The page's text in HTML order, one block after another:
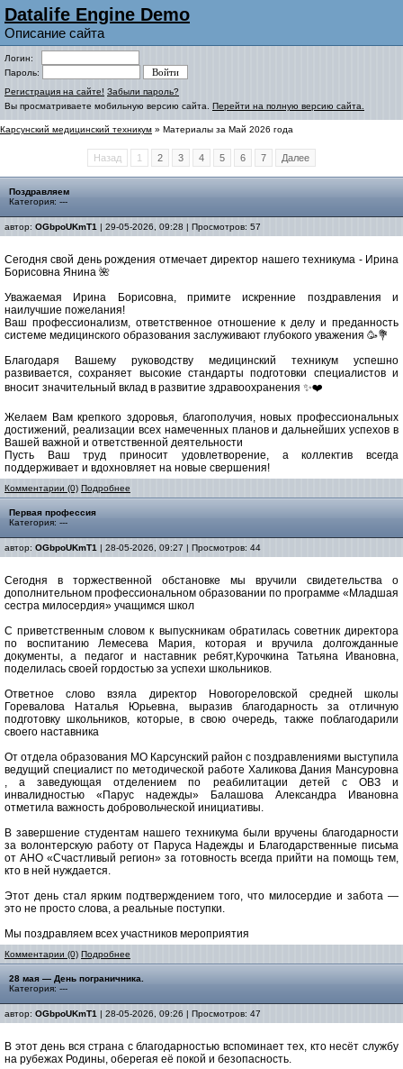
Datalife Engine Demo
Описание сайта
Логин:
Пароль:
Регистрация на сайте! Забыли пароль?
Вы просматриваете мобильную версию сайта. Перейти на полную версию сайта.
Карсунский медицинский техникум » Материалы за Май 2026 года
Назад 1 2 3 4 5 6 7 Далее
Поздравляем
Категория: ---
автор: OGbpoUKmT1 | 29-05-2026, 09:28 | Просмотров: 57
Сегодня свой день рождения отмечает директор нашего техникума - Ирина
Борисовна Янина 🌺
Уважаемая Ирина Борисовна, примите искренние поздравления и
наилучшие пожелания!
Ваш профессионализм, ответственное отношение к делу и преданность
системе медицинского образования заслуживают глубокого уважения 🥳💐
Благодаря Вашему руководству медицинский техникум успешно
развивается, сохраняет высокие стандарты подготовки специалистов и
вносит значительный вклад в развитие здравоохранения ✨❤️
Желаем Вам крепкого здоровья, благополучия, новых профессиональных
достижений, реализации всех намеченных планов и дальнейших успехов в
Вашей важной и ответственной деятельности
Пусть Ваш труд приносит удовлетворение, а коллектив всегда
поддерживает и вдохновляет на новые свершения!
Комментарии (0) Подробнее
Первая профессия
Категория: ---
автор: OGbpoUKmT1 | 28-05-2026, 09:27 | Просмотров: 44
Сегодня в торжественной обстановке мы вручили свидетельства о
дополнительном профессиональном образовании по программе «Младшая
сестра милосердия» учащимся школ
С приветственным словом к выпускникам обратилась советник директора
по воспитанию Лемесева Мария, которая и вручила долгожданные
документы, а педагог и наставник ребят,Курочкина Татьяна Ивановна,
поделилась своей гордостью за успехи школьников.
Ответное слово взяла директор Новогореловской средней школы
Горевалова Наталья Юрьевна, выразив благодарность за отличную
подготовку школьников, которые, в свою очередь, также поблагодарили
своего наставника
От отдела образования МО Карсунский район с поздравлениями выступила
ведущий специалист по методической работе Халикова Дания Мансуровна
, а заведующая отделением по реабилитации детей с ОВЗ и
инвалидностью «Парус надежды» Балашова Александра Ивановна
отметила важность добровольческой инициативы.
В завершение студентам нашего техникума были вручены благодарности
за волонтерскую работу от Паруса Надежды и Благодарственные письма
от АНО «Счастливый регион» за готовность всегда прийти на помощь тем,
кто в ней нуждается.
Этот день стал ярким подтверждением того, что милосердие и забота —
это не просто слова, а реальные поступки.
Мы поздравляем всех участников мероприятия
Комментарии (0) Подробнее
28 мая — День пограничника.
Категория: ---
автор: OGbpoUKmT1 | 28-05-2026, 09:26 | Просмотров: 47
В этот день вся страна с благодарностью вспоминает тех, кто несёт службу
на рубежах Родины, оберегая её покой и безопасность.